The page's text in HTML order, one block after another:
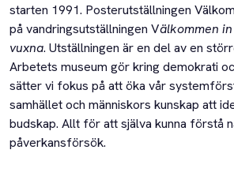
starten 1991. Posterutställningen
på vandringsutställningen Välkommen
vuxna. Utställningen är en del av en
Arbetets museum gör kring demokrati
sätter vi fokus på att öka vår
samhället och människors kunskap att
budskap. Allt för att själva kunna förstå
påverkansförsök.